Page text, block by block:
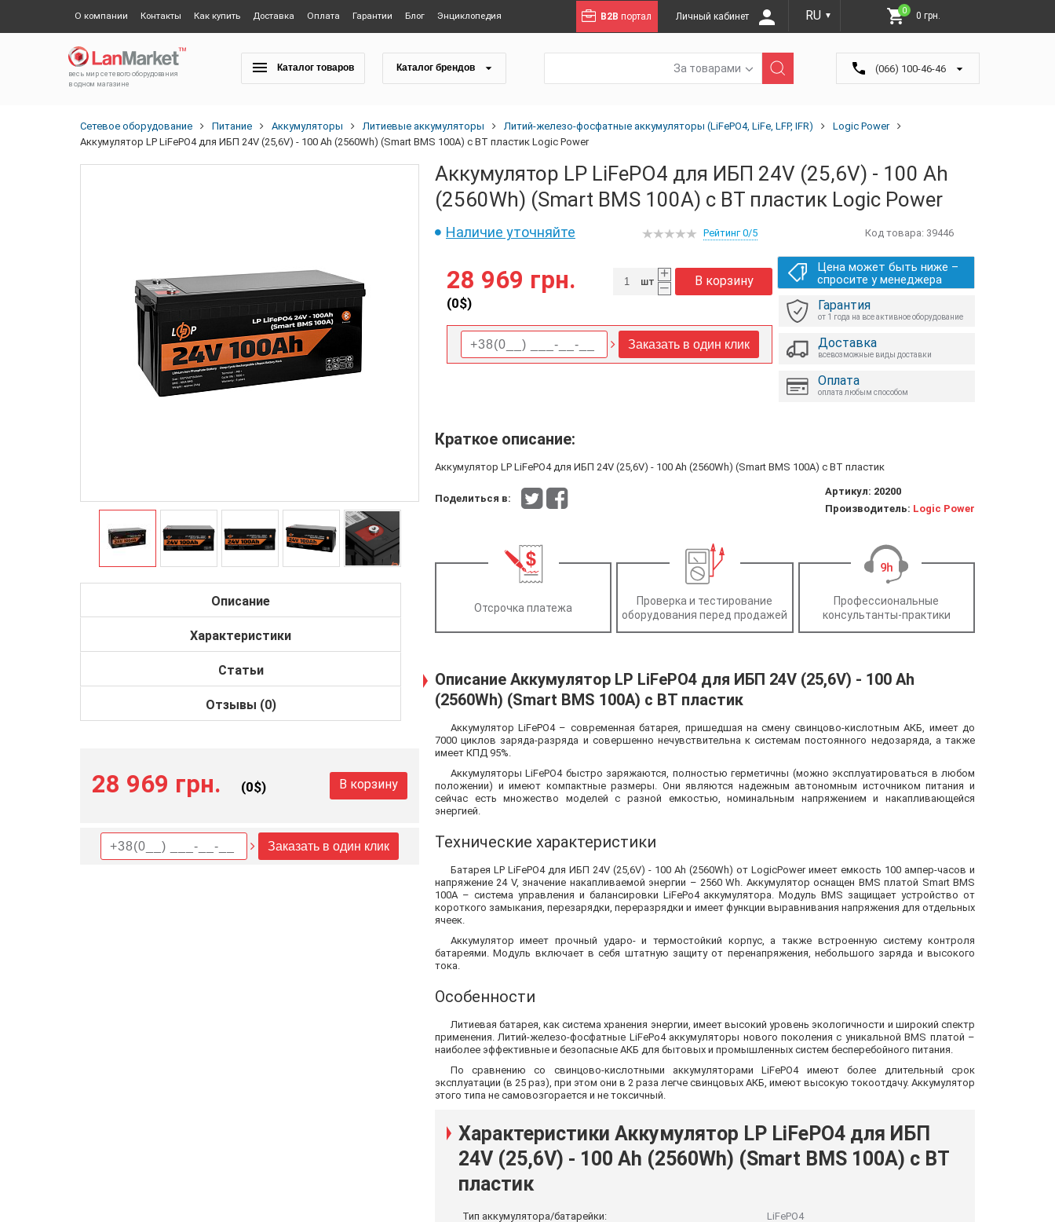
О компании Контакты Как купить Доставка Оплата Гарантии Блог Энциклопедия B2B портал Личный кабинет RU ▼
0 0 грн.
весь мир сетевого оборудования
в одном магазине
Каталог товаров Каталог брендов За товарами (066) 100-46-46
Сетевое оборудование Питание Аккумуляторы Литиевые аккумуляторы Литий-железо-фосфатные аккумуляторы (LiFePO4, LiFe, LFP, IFR)
Logic Power
Аккумулятор LP LiFePO4 для ИБП 24V (25,6V) - 100 Ah (2560Wh) (Smart BMS 100А) с BT пластик Logic Power
Описание
Характеристики
Статьи
Отзывы (0)
28 969 грн. (0$) В корзину
Заказать в один клик
Аккумулятор LP LiFePO4 для ИБП 24V (25,6V) - 100 Ah
(2560Wh) (Smart BMS 100А) с BT пластик Logic Power
Наличие уточняйте Код товара: 39446
Рейтинг 0/5
28 969 грн.
(0$)
+
–
В корзину
шт
Заказать в один клик
Цена может быть ниже –
спросите у менеджера
Гарантия
от 1 года на все активное оборудование
Доставка
всевозможные виды доставки
Оплата
оплата любым способом
Краткое описание:
Аккумулятор LP LiFePO4 для ИБП 24V (25,6V) - 100 Ah (2560Wh) (Smart BMS 100А) с BT пластик
Артикул: 20200
Производитель: Logic Power
Поделиться в:
Отсрочка платежа
Проверка и тестирование
оборудования перед продажей
Профессиональные
консультанты-практики
Описание Аккумулятор LP LiFePO4 для ИБП 24V (25,6V) - 100 Ah
(2560Wh) (Smart BMS 100А) с BT пластик
Аккумулятор LiFePO4 – современная батарея, пришедшая на смену свинцово-кислотным АКБ, имеет до
7000 циклов заряда-разряда и совершенно нечувствительна к системам постоянного недозаряда, а также
имеет КПД 95%.
Аккумуляторы LiFePO4 быстро заряжаются, полностью герметичны (можно эксплуатироваться в любом
положении) и имеют компактные размеры. Они являются надежным автономным источником питания и
сейчас есть множество моделей с разной емкостью, номинальным напряжением и накапливающейся
энергией.
Технические характеристики
Батарея LP LiFePO4 для ИБП 24V (25,6V) - 100 Ah (2560Wh) от LogicPower имеет емкость 100 ампер-часов и
напряжение 24 V, значение накапливаемой энергии – 2560 Wh. Аккумулятор оснащен BMS платой Smart BMS
100А – система управления и балансировки LiFePo4 аккумулятора. Модуль BMS защищает устройство от
короткого замыкания, перезарядки, переразрядки и имеет функции выравнивания напряжения для отдельных
ячеек.
Аккумулятор имеет прочный ударо- и термостойкий корпус, а также встроенную систему контроля
батареями. Модуль включает в себя штатную защиту от перенапряжения, небольшого заряда и высокого
тока.
Особенности
Литиевая батарея, как система хранения энергии, имеет высокий уровень экологичности и широкий спектр
применения. Литий-железо-фосфатные LiFePo4 аккумуляторы нового поколения с уникальной BMS платой –
наиболее эффективные и безопасные АКБ для бытовых и промышленных систем бесперебойного питания.
По сравнению со свинцово-кислотными аккумуляторами LiFePO4 имеют более длительный срок
эксплуатации (в 25 раз), при этом они в 2 раза легче свинцовых АКБ, имеют высокую токоотдачу. Аккумулятор
этого типа не самовозгорается и не токсичный.
Характеристики Аккумулятор LP LiFePO4 для ИБП
24V (25,6V) - 100 Ah (2560Wh) (Smart BMS 100А) с BT
пластик
Тип аккумулятора/батарейки:
LiFePO4